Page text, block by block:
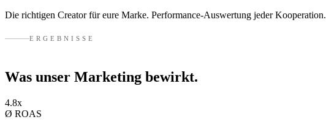
Die richtigen Creator für eure Marke. Performance-Auswertung jeder Kooperation.
ERGEBNISSE
Was unser Marketing bewirkt.
4.8x
Ø ROAS